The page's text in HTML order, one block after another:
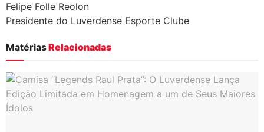
Felipe Folle Reolon
Presidente do Luverdense Esporte Clube
MatériasRelacionadas